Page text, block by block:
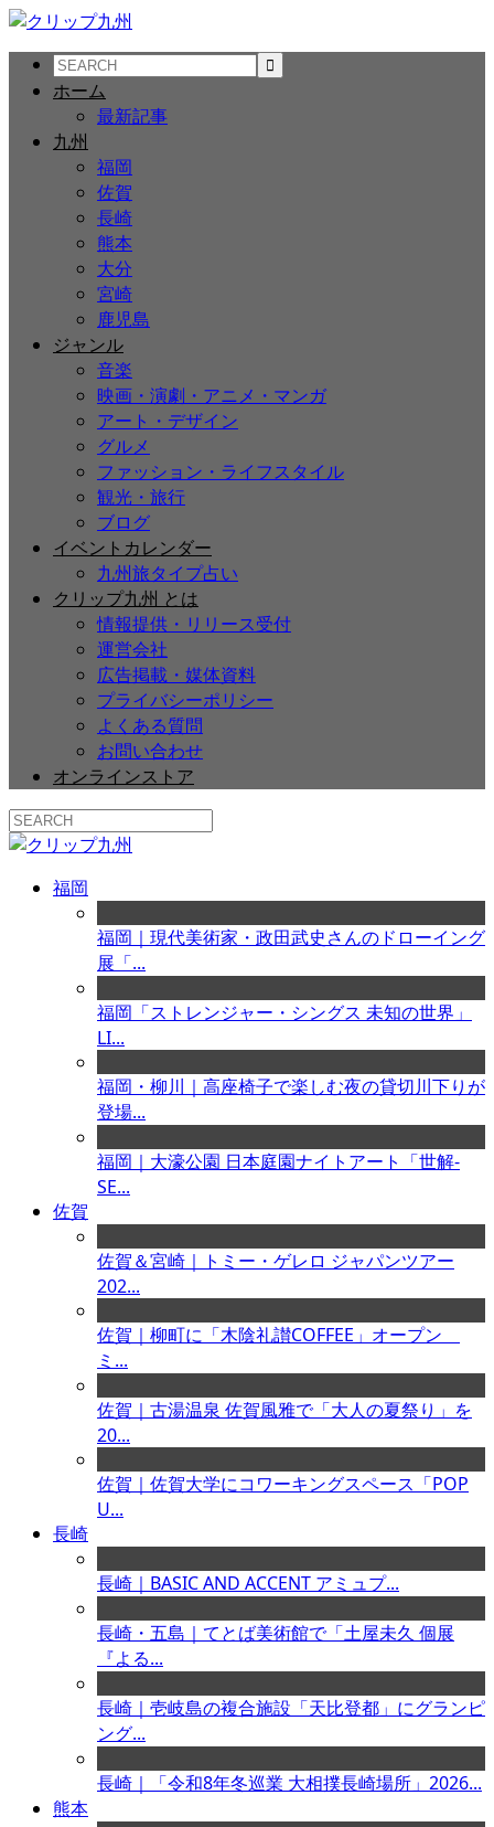
ホーム
最新記事
九州
福岡
佐賀
長崎
熊本
大分
宮崎
鹿児島
ジャンル
音楽
映画・演劇・アニメ・マンガ
アート・デザイン
グルメ
ファッション・ライフスタイル
観光・旅行
ブログ
イベントカレンダー
九州旅タイプ占い
クリップ九州 とは
情報提供・リリース受付
運営会社
広告掲載・媒体資料
プライバシーポリシー
よくある質問
お問い合わせ
オンラインストア
福岡
福岡｜現代美術家・政田武史さんのドローイング
展「...
福岡「ストレンジャー・シングス 未知の世界」
LI...
福岡・柳川｜高座椅子で楽しむ夜の貸切川下りが
登場...
福岡｜大濠公園 日本庭園ナイトアート「世解-
SE...
佐賀
佐賀＆宮崎｜トミー・ゲレロ ジャパンツアー
202...
佐賀｜柳町に「木陰礼讃COFFEE」オープン
ミ...
佐賀｜古湯温泉 佐賀風雅で「大人の夏祭り」を
20...
佐賀｜佐賀大学にコワーキングスペース「POP
U...
長崎
長崎｜BASIC AND ACCENT アミュプ...
長崎・五島｜てとば美術館で「土屋未久 個展
『よる...
長崎｜壱岐島の複合施設「天比登都」にグランピ
ング...
長崎｜「令和8年冬巡業 大相撲長崎場所」2026...
熊本